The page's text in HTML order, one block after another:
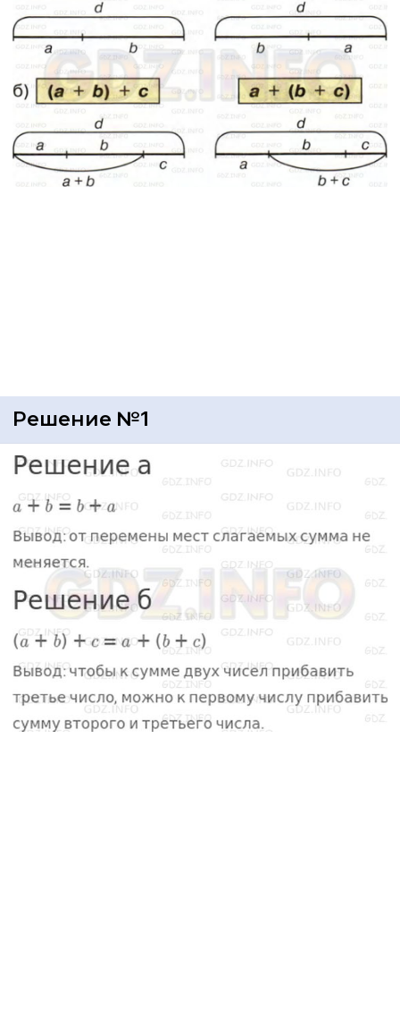
Решение №1